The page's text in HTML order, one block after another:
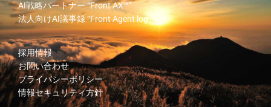
AI戦略パートナー“Front AX™”
法人向けAI議事録“Front Agent log”
採用情報
お問い合わせ
プライバシーポリシー
情報セキュリティ方針